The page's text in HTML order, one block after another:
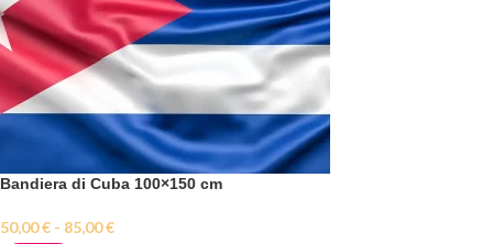
Bandiera di Cuba 100×150 cm
50,00€ - 85,00€